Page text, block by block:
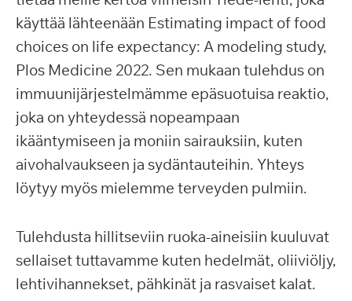
käyttää lähteenään Estimating impact of food
choices on life expectancy: A modeling study,
Plos Medicine 2022. Sen mukaan tulehdus on
immuunijärjestelmämme epäsuotuisa reaktio,
joka on yhteydessä nopeampaan
ikääntymiseen ja moniin sairauksiin, kuten
aivohalvaukseen ja sydäntauteihin. Yhteys
löytyy myös mielemme terveyden pulmiin.
Tulehdusta hillitseviin ruoka-aineisiin kuuluvat
sellaiset tuttavamme kuten hedelmät, oliiviöljy,
lehtivihannekset, pähkinät ja rasvaiset kalat.